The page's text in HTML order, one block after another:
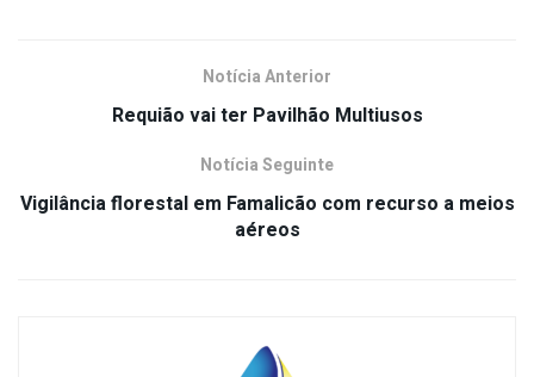
Notícia Anterior
Requião vai ter Pavilhão Multiusos
Notícia Seguinte
Vigilância florestal em Famalicão com recurso a meios
aéreos